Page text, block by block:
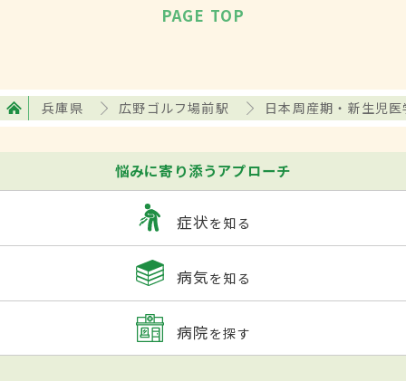
PAGE TOP
兵庫県 広野ゴルフ場前駅 日本周産期・新生児
悩みに寄り添うアプローチ
症状を知る
病気を知る
病院を探す